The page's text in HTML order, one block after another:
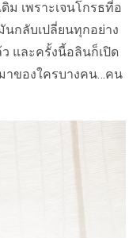
ม เพราะเจนโกรธที่อ
นกลับเปลี่ยนทุกอย่าง
และครั้งนี้อลินก็เปิด
าของใครบางคน…คน